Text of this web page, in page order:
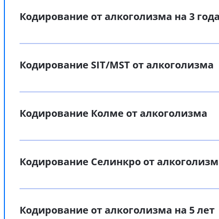
Кодирование от алкоголизма на 3
Кодирование SIT/MST от алкоголизма
Кодирование Колме от алкоголизма
Кодирование Селинкро от
Кодирование от алкоголизма на 5 лет